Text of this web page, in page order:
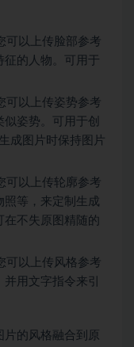
可以上传脸部参考
征的人物。可用于
可以上传姿势参考
姿势。可用于创
成图片时保持图片
可以上传轮廓参考
照等，来定制生成
不失原图精随的
可以上传风格参考
用文字指令来引
片的风格融合到原